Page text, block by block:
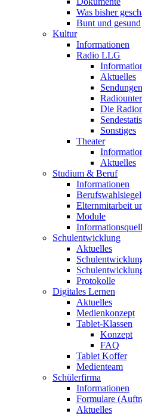
Was bisher
Bunt und gesund
Kultur
Informationen
Radio LLG
Aktuelles
Sendungen
Die
Sonstiges
Theater
Aktuelles
Studium & Beruf
Informationen
Berufswahlsiegel
Elternmitarbeit
Module
Schulentwicklung
Aktuelles
Protokolle
Digitales Lernen
Aktuelles
Medienkonzept
Tablet-Klassen
Konzept
FAQ
Tablet Koffer
Medienteam
Schülerfirma
Informationen
Formulare
Aktuelles